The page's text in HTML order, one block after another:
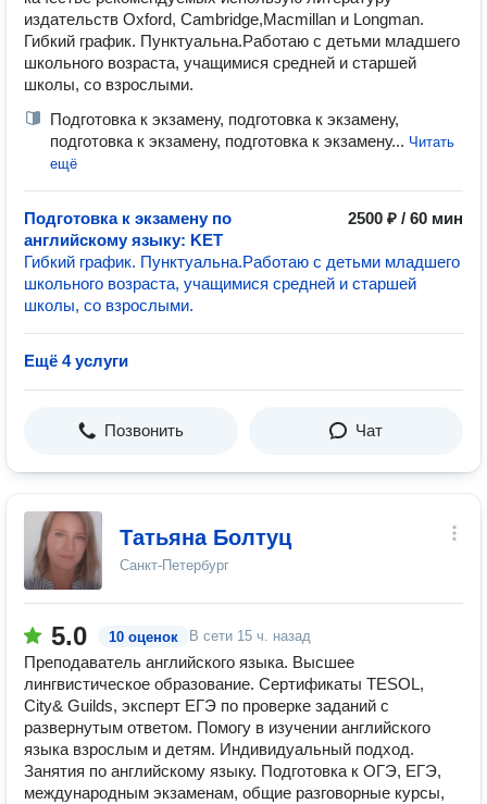
издательств Oxford, Cambridge,Macmillan и Longman.
Гибкий график. Пунктуальна.Работаю с детьми младшего
школьного возраста, учащимися средней и старшей
школы, со взрослыми.
Подготовка к экзамену, подготовка к экзамену,
подготовка к экзамену, подготовка к экзамену... Читать
ещё
Подготовка к экзамену по
английскому языку: KET
2500 ₽ / 60 мин
Гибкий график. Пунктуальна.Работаю с детьми младшего
школьного возраста, учащимися средней и старшей
школы, со взрослыми.
Ещё 4 услуги
Позвонить Чат
Татьяна Болтуц
Санкт-Петербург
5.0 10 оценок В сети 15 ч. назад
Преподаватель английского языка. Высшее
лингвистическое образование. Сертификаты TESOL,
City& Guilds, эксперт ЕГЭ по проверке заданий с
развернутым ответом. Помогу в изучении английского
языка взрослым и детям. Индивидуальный подход.
Занятия по английскому языку. Подготовка к ОГЭ, ЕГЭ,
международным экзаменам, общие разговорные курсы,